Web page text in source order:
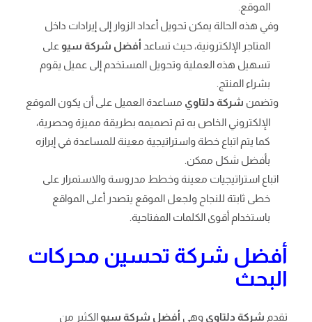
الموقع.
وفي هذه الحالة يمكن تحويل أعداد الزوار إلى إيرادات داخل
المتاجر الإلكترونية، حيث تساعد أفضل شركة سيو على
تسهيل هذه العملية وتحويل المستخدم إلى عميل يقوم
بشراء المنتج.
وتضمن شركة دلتاوي مساعدة العميل على أن يكون الموقع
الإلكتروني الخاص به تم تصميمه بطريقة مميزة وحصرية،
كما يتم اتباع خطة واستراتيجية معينة للمساعدة في إبرازه
بأفضل شكل ممكن.
اتباع استراتيجيات معينة وخطط مدروسة والاستمرار على
خطى ثابتة للنجاح ولجعل الموقع يتصدر أعلى المواقع
باستخدام أقوى الكلمات المفتاحية.
أفضل شركة تحسين محركات
البحث
تقدم شركة دلتاوي وهي أفضل شركة سيو الكثير من